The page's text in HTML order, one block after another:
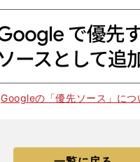
Googleの「優先ソース」につ